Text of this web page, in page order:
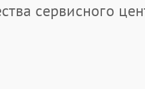
сервисного